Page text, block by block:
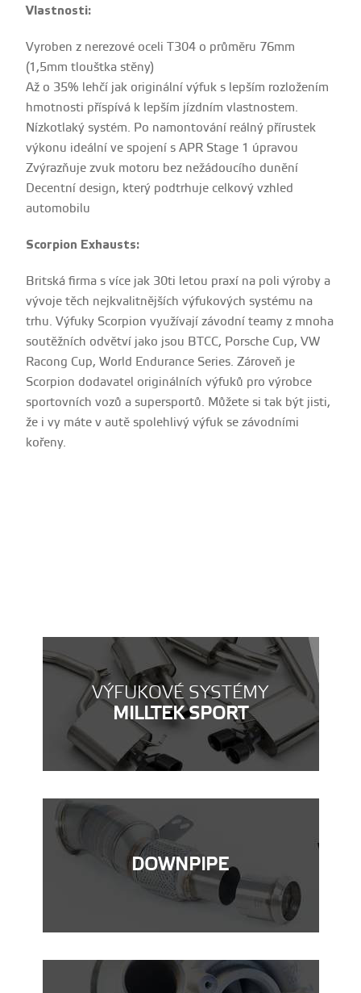
Vlastnosti:
Vyroben z nerezové oceli T304 o průměru 76mm
(1,5mm tlouštka stěny)
Až o 35% lehčí jak originální výfuk s lepším rozložením
hmotnosti příspívá k lepším jízdním vlastnostem.
Nízkotlaký systém. Po namontování reálný přírustek
výkonu ideální ve spojení s APR Stage 1 úpravou
Zvýrazňuje zvuk motoru bez nežádoucího dunění
Decentní design, který podtrhuje celkový vzhled
automobilu
Scorpion Exhausts:
Britská firma s více jak 30ti letou praxí na poli výroby a
vývoje těch nejkvalitnějších výfukových systému na
trhu. Výfuky Scorpion využívají závodní teamy z mnoha
soutěžních odvětví jako jsou BTCC, Porsche Cup, VW
Racong Cup, World Endurance Series. Zároveň je
Scorpion dodavatel originálních výfuků pro výrobce
sportovních vozů a supersportů. Můžete si tak být jisti,
že i vy máte v autě spolehlivý výfuk se závodními
kořeny.
VÝFUKOVÉ SYSTÉMY
MILLTEK SPORT
DOWNPIPE